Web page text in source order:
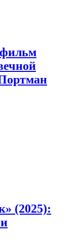
(2025):